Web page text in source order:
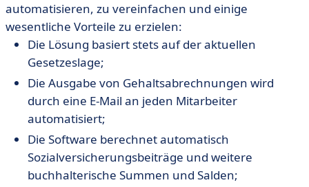
automatisieren, zu vereinfachen und einige
wesentliche Vorteile zu erzielen:
Die Lösung basiert stets auf der aktuellen
Gesetzeslage;
Die Ausgabe von Gehaltsabrechnungen wird
durch eine E-Mail an jeden Mitarbeiter
automatisiert;
Die Software berechnet automatisch
Sozialversicherungsbeiträge und weitere
buchhalterische Summen und Salden;